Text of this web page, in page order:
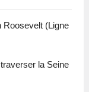
Roosevelt (Ligne
la Seine